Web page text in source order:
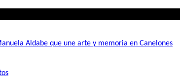
Aldabe que une arte y memoria en Canelones